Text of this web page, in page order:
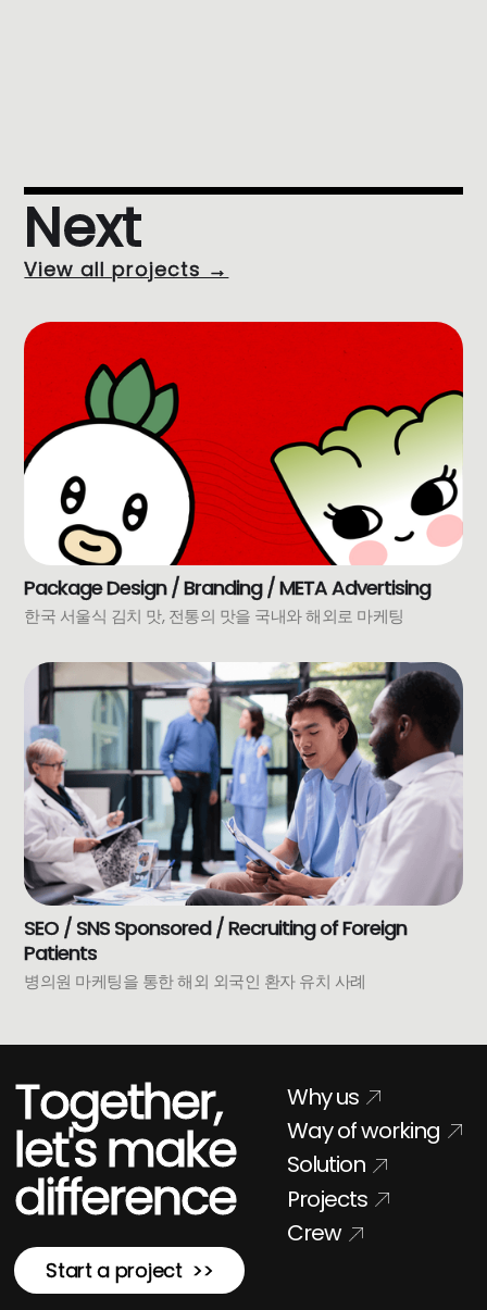
Next
View all projects →
Package Design / Branding / META Advertising
한국 서울식 김치 맛, 전통의 맛을 국내와 해외로 마케팅
SEO / SNS Sponsored / Recruiting of Foreign
Patients
병의원 마케팅을 통한 해외 외국인 환자 유치 사례
Together,
let's make
difference
Start a project >>
Why us
Way of working
Solution
Projects
Crew